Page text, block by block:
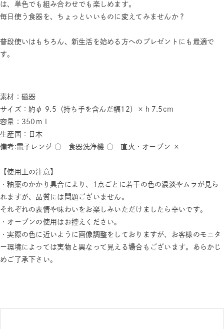
は、単色でも組み合わせでも楽しめます。
毎日使う食器を、ちょっといいものに変えてみませんか？
普段使いはもちろん、新生活を始める方へのプレゼントにも最適で
す。
素材：磁器
サイズ：約φ 9.5（持ち手を含んだ幅12）×ｈ7.5cm
容量：350ｍｌ
生産国：日本
備考:電子レンジ ○ 食器洗浄機 ○ 直火・オーブン ×
【使用上の注意】
・釉薬のかかり具合により、1点ごとに若干の色の濃淡やムラが見ら
れますが、品質には問題ございません。
それぞれの表情や味わいをお楽しみいただけましたら幸いです。
・オーブンの使用はお控えください。
・実際の色に近いように画像調整をしておりますが、お客様のモニタ
ー環境によっては実物と異なって見える場合もございます。あらかじ
めご了承下さい。